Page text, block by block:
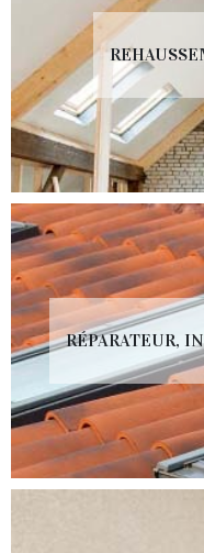
RÉPARATEUR,